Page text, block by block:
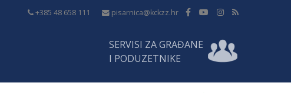
+385 48 658 111 pisarnica@kckzz.hr
SERVISI ZA GRAĐANE
I PODUZETNIKE